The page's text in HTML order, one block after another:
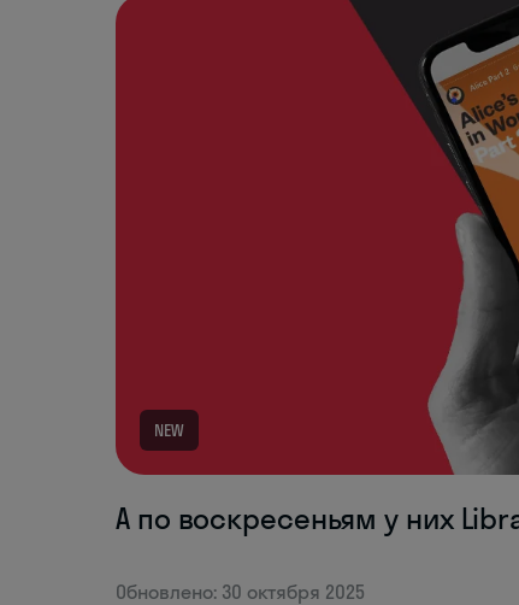
NEW
А по воскресеньям у них
Обновлено: 30 октября 2025